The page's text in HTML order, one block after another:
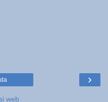
›
web